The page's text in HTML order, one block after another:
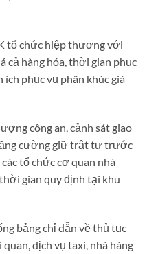
tổ chức hiệp thương với
cả hàng hóa, thời gian phục
ích phục vụ phân khúc giá
công an, cảnh sát giao
cường giữ trật tự trước
tổ chức cơ quan nhà
gian quy định tại khu
bảng chỉ dẫn về thủ tục
dịch vụ taxi, nhà hàng